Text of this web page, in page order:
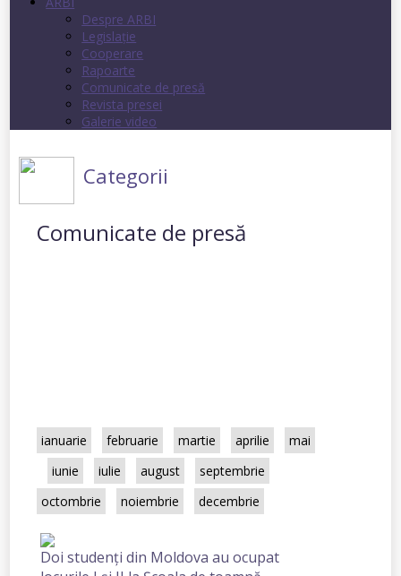
Despre ARBI
Legislație
Cooperare
Rapoarte
Comunicate de presă
Revista presei
Galerie video
Categorii
Comunicate de presă
ianuarie februarie martie aprilie
mai
iunie
iulie august
septembrie
octombrie
noiembrie decembrie
Doi studenţi din Moldova au ocupat